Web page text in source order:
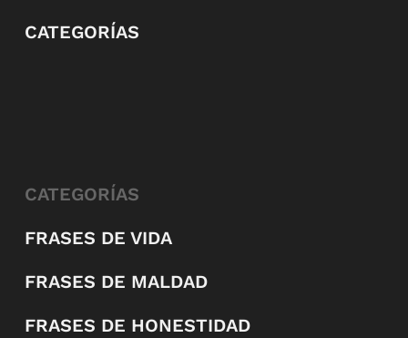
CATEGORÍAS
CATEGORÍAS
FRASES DE VIDA
FRASES DE MALDAD
FRASES DE HONESTIDAD